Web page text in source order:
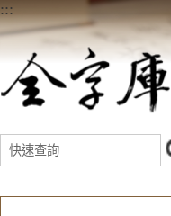
:::